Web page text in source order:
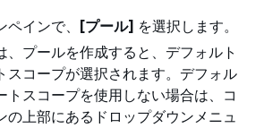
インで、
[プール] を選択します。
、プールを作成すると、デフォルト
スコープが選択されます。デフォル
トスコープを使用しない場合は、コ
の上部にあるドロップダウンメニュ